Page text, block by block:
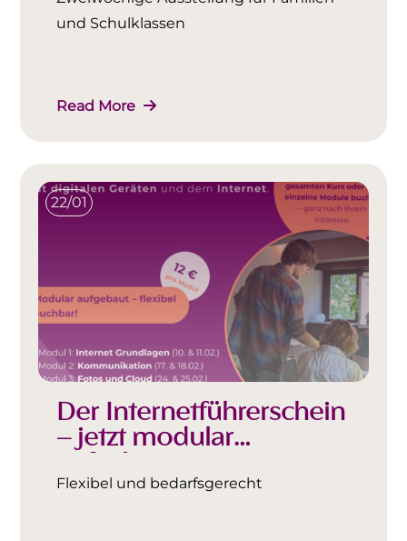
und Schulklassen
Read More
22/01
Der Internetführerschein
– jetzt modular
aufgebaut
Flexibel und bedarfsgerecht